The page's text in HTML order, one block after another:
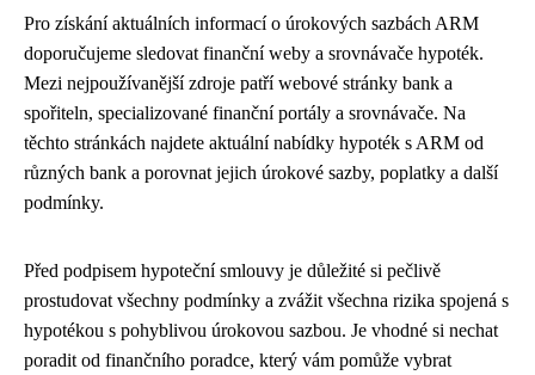
Pro získání aktuálních informací o úrokových sazbách ARM
doporučujeme sledovat finanční weby a srovnávače hypoték.
Mezi nejpoužívanější zdroje patří webové stránky bank a
spořiteln, specializované finanční portály a srovnávače. Na
těchto stránkách najdete aktuální nabídky hypoték s ARM od
různých bank a porovnat jejich úrokové sazby, poplatky a další
podmínky.
Před podpisem hypoteční smlouvy je důležité si pečlivě
prostudovat všechny podmínky a zvážit všechna rizika spojená s
hypotékou s pohyblivou úrokovou sazbou. Je vhodné si nechat
poradit od finančního poradce, který vám pomůže vybrat